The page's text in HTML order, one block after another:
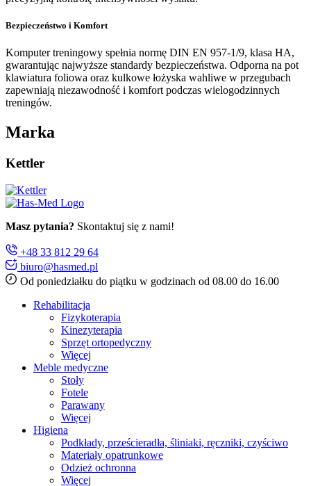
Bezpieczeństwo i Komfort
Komputer treningowy spełnia normę DIN EN 957-1/9, klasa HA,
gwarantując najwyższe standardy bezpieczeństwa. Odporna na pot
klawiatura foliowa oraz kulkowe łożyska wahliwe w przegubach
zapewniają niezawodność i komfort podczas wielogodzinnych
treningów.
Marka
Kettler
Masz pytania? Skontaktuj się z nami!
+48 33 812 29 64
biuro@hasmed.pl
Od poniedziałku do piątku w godzinach od 08.00 do 16.00
Rehabilitacja
Fizykoterapia
Kinezyterapia
Sprzęt ortopedyczny
Więcej
Meble medyczne
Stoły
Fotele
Parawany
Więcej
Higiena
Podkłady, prześcieradła, śliniaki, ręczniki, czyściwo
Materiały opatrunkowe
Odzież ochronna
Więcej